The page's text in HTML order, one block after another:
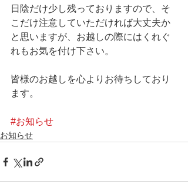
日陰だけ少し残っておりますので、そ
こだけ注意していただければ大丈夫か
と思いますが、お越しの際にはくれぐ
れもお気を付け下さい。
皆様のお越しを心よりお待ちしており
ます。
#お知らせ
お知らせ